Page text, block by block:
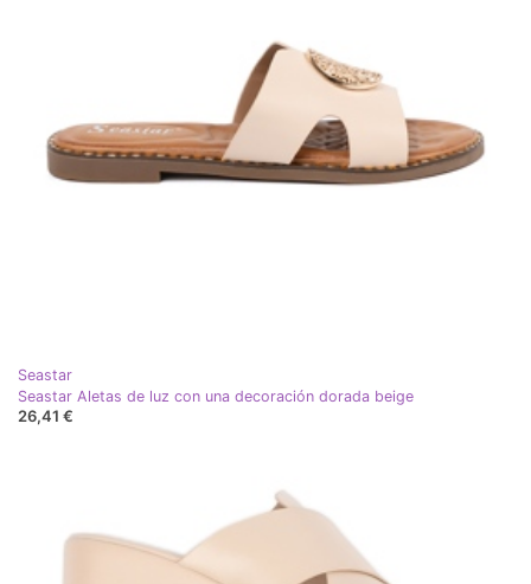
Seastar
Seastar Aletas de luz con una decoración dorada beige
26,41 €